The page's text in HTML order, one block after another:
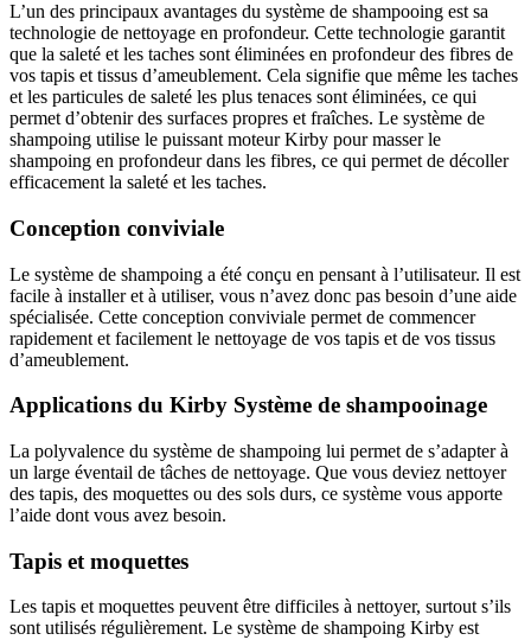
L’un des principaux avantages du système de shampooing est sa
technologie de nettoyage en profondeur. Cette technologie garantit
que la saleté et les taches sont éliminées en profondeur des fibres de
vos tapis et tissus d’ameublement. Cela signifie que même les taches
et les particules de saleté les plus tenaces sont éliminées, ce qui
permet d’obtenir des surfaces propres et fraîches. Le système de
shampoing utilise le puissant moteur Kirby pour masser le
shampoing en profondeur dans les fibres, ce qui permet de décoller
efficacement la saleté et les taches.
Conception conviviale
Le système de shampoing a été conçu en pensant à l’utilisateur. Il est
facile à installer et à utiliser, vous n’avez donc pas besoin d’une aide
spécialisée. Cette conception conviviale permet de commencer
rapidement et facilement le nettoyage de vos tapis et de vos tissus
d’ameublement.
Applications du Kirby Système de shampooinage
La polyvalence du système de shampoing lui permet de s’adapter à
un large éventail de tâches de nettoyage. Que vous deviez nettoyer
des tapis, des moquettes ou des sols durs, ce système vous apporte
l’aide dont vous avez besoin.
Tapis et moquettes
Les tapis et moquettes peuvent être difficiles à nettoyer, surtout s’ils
sont utilisés régulièrement. Le système de shampoing Kirby est